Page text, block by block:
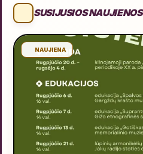
SUSIJUSIOS NAUJIENOS
NAUJIENA